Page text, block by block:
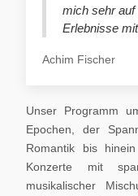
mich sehr
Erlebnisse
Achim Fischer
Unser Programm
Epochen, der
Romantik bis
Konzerte mit
musikalischer